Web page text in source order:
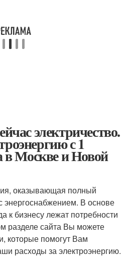
электричество.
с 1
в Москве и Новой
оказывающая полный
энергоснабжением. В основе
к бизнесу лежат потребности
разделе сайта Вы можете
которые помогут Вам
расходы за электроэнергию.